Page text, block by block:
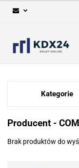
Kategorie
Producent -
Brak produktów do